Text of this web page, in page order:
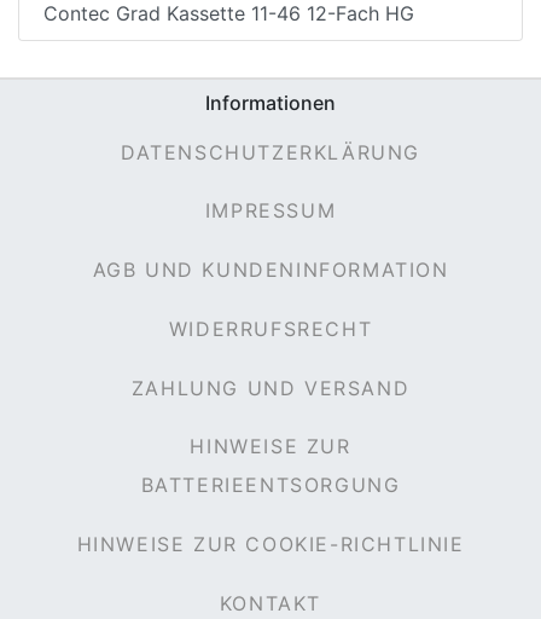
Contec Grad Kassette 11-46 12-Fach HG
Informationen
DATENSCHUTZERKLÄRUNG
IMPRESSUM
AGB UND KUNDENINFORMATION
WIDERRUFSRECHT
ZAHLUNG UND VERSAND
HINWEISE ZUR
BATTERIEENTSORGUNG
HINWEISE ZUR COOKIE-RICHTLINIE
KONTAKT